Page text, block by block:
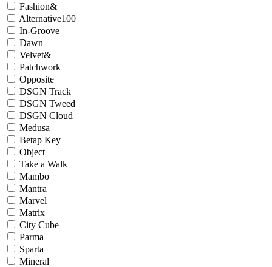
Fashion&
Alternative100
In-Groove
Dawn
Velvet&
Patchwork
Opposite
DSGN Track
DSGN Tweed
DSGN Cloud
Medusa
Betap Key
Object
Take a Walk
Mambo
Mantra
Marvel
Matrix
City Cube
Parma
Sparta
Mineral